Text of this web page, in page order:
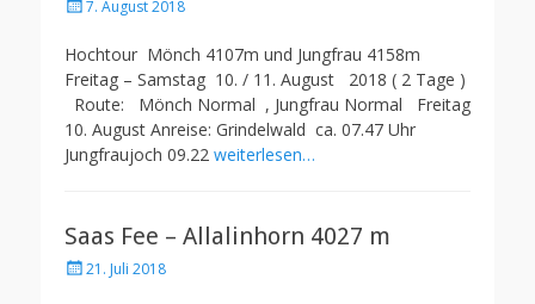
Posted7. August 2018
Hochtour Mönch 4107m und Jungfrau 4158m
Freitag – Samstag 10. / 11. August 2018 ( 2 Tage )
Route: Mönch Normal , Jungfrau Normal Freitag
10. August Anreise: Grindelwald ca. 07.47 Uhr
Jungfraujoch 09.22 weiterlesen…
Saas Fee – Allalinhorn 4027 m
Posted21. Juli 2018